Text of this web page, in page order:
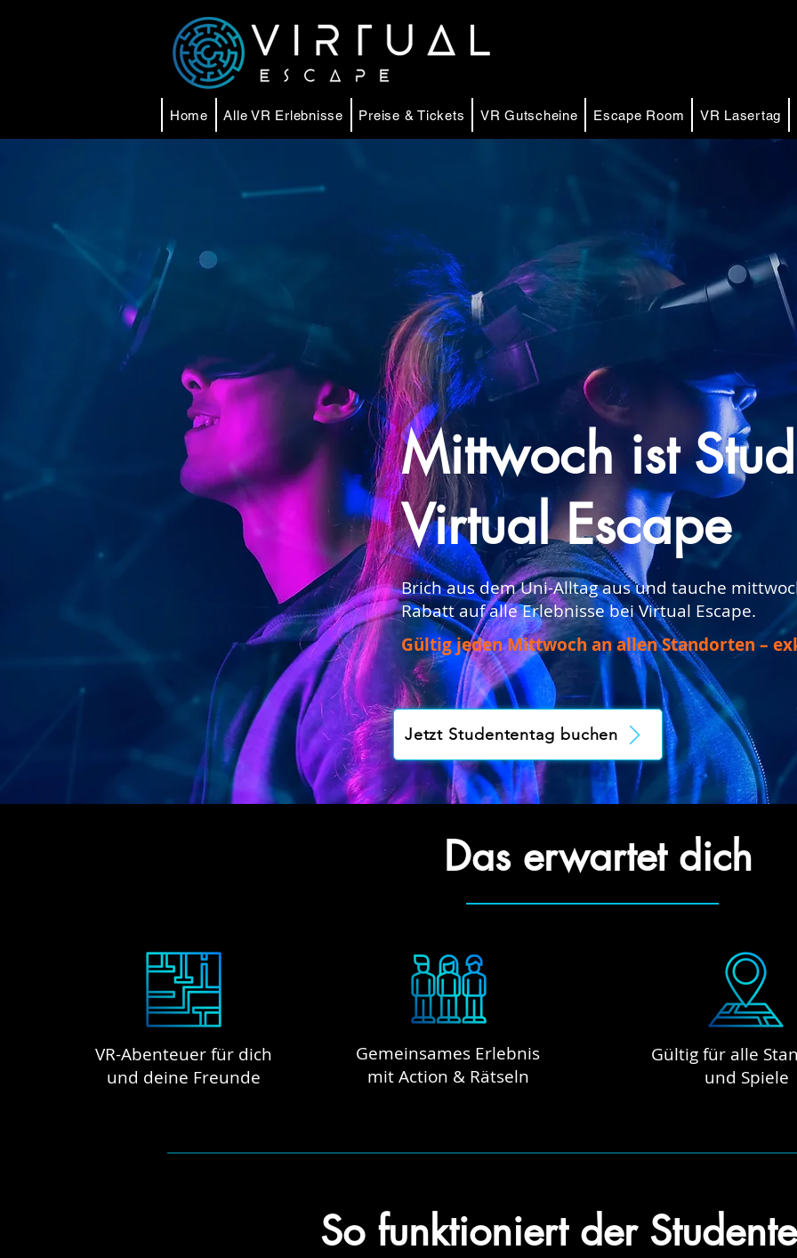
Home Alle VR Erlebnisse Preise & Tickets VR Gutscheine Escape Room VR Lasertag
Mittwoch ist
Virtual Escape
Brich aus dem Uni-Alltag aus und tauche
Rabatt auf alle Erlebnisse bei Virtual Escape.
Gültig jeden Mittwoch an allen Standorten –
Jetzt Studententag buchen
Das erwartet dich
VR-Abenteuer für dich
und deine Freunde
Gemeinsames Erlebnis
mit Action & Rätseln
Gültig für alle
und Spiele
So funktioniert der